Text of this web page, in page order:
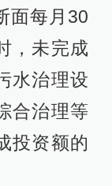
面每月30
，未完成
水治理设
合治理等
投资额的